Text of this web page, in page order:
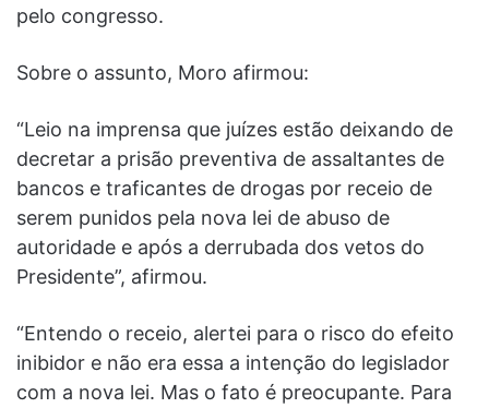
pelo congresso.
Sobre o assunto, Moro afirmou:
“Leio na imprensa que juízes estão deixando de
decretar a prisão preventiva de assaltantes de
bancos e traficantes de drogas por receio de
serem punidos pela nova lei de abuso de
autoridade e após a derrubada dos vetos do
Presidente”, afirmou.
“Entendo o receio, alertei para o risco do efeito
inibidor e não era essa a intenção do legislador
com a nova lei. Mas o fato é preocupante. Para